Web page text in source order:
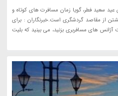
عید سعید فطر، گویا زمان مسافرت های کوتاه و
از مقاصد گردشگری است.خبرنگاران : برای
های مسافربری بزنید، می بینید که بلیت